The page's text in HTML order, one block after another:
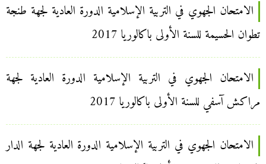
الامتحان الجهوي في التربية الإسلامية الدورة العادية لجهة طنجة
تطوان الحسيمة للسنة الأولى باكالوريا 2017
الامتحان الجهوي في التربية الإسلامية الدورة العادية لجهة
مراكش آسفي للسنة الأولى باكالوريا 2017
الامتحان الجهوي في التربية الإسلامية الدورة العادية لجهة الدار